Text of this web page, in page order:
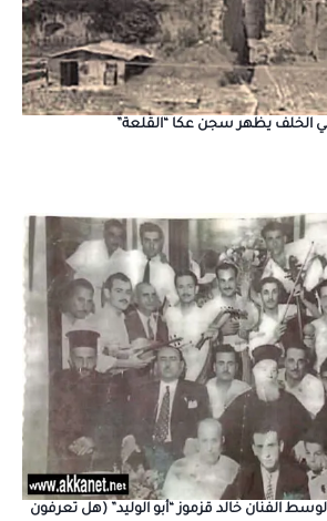
الخلف يظهر سجن عكا “القلعة”
الفنان خالد قزموز “أبو الوليد” (هل تعرفون